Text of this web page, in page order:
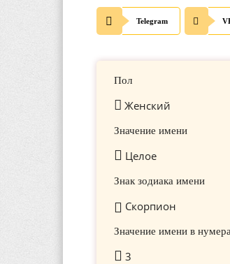
Telegram
Пол
Женский
Значение имени
Целое
Знак зодиака имени
Скорпион
Значение имени в
3